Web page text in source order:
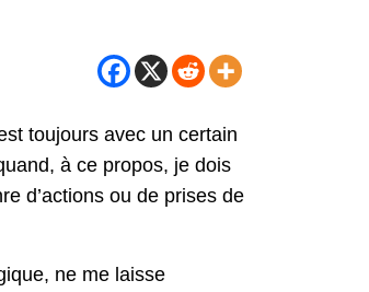
toujours avec un certain
à ce propos, je dois
d’actions ou de prises de
ne me laisse